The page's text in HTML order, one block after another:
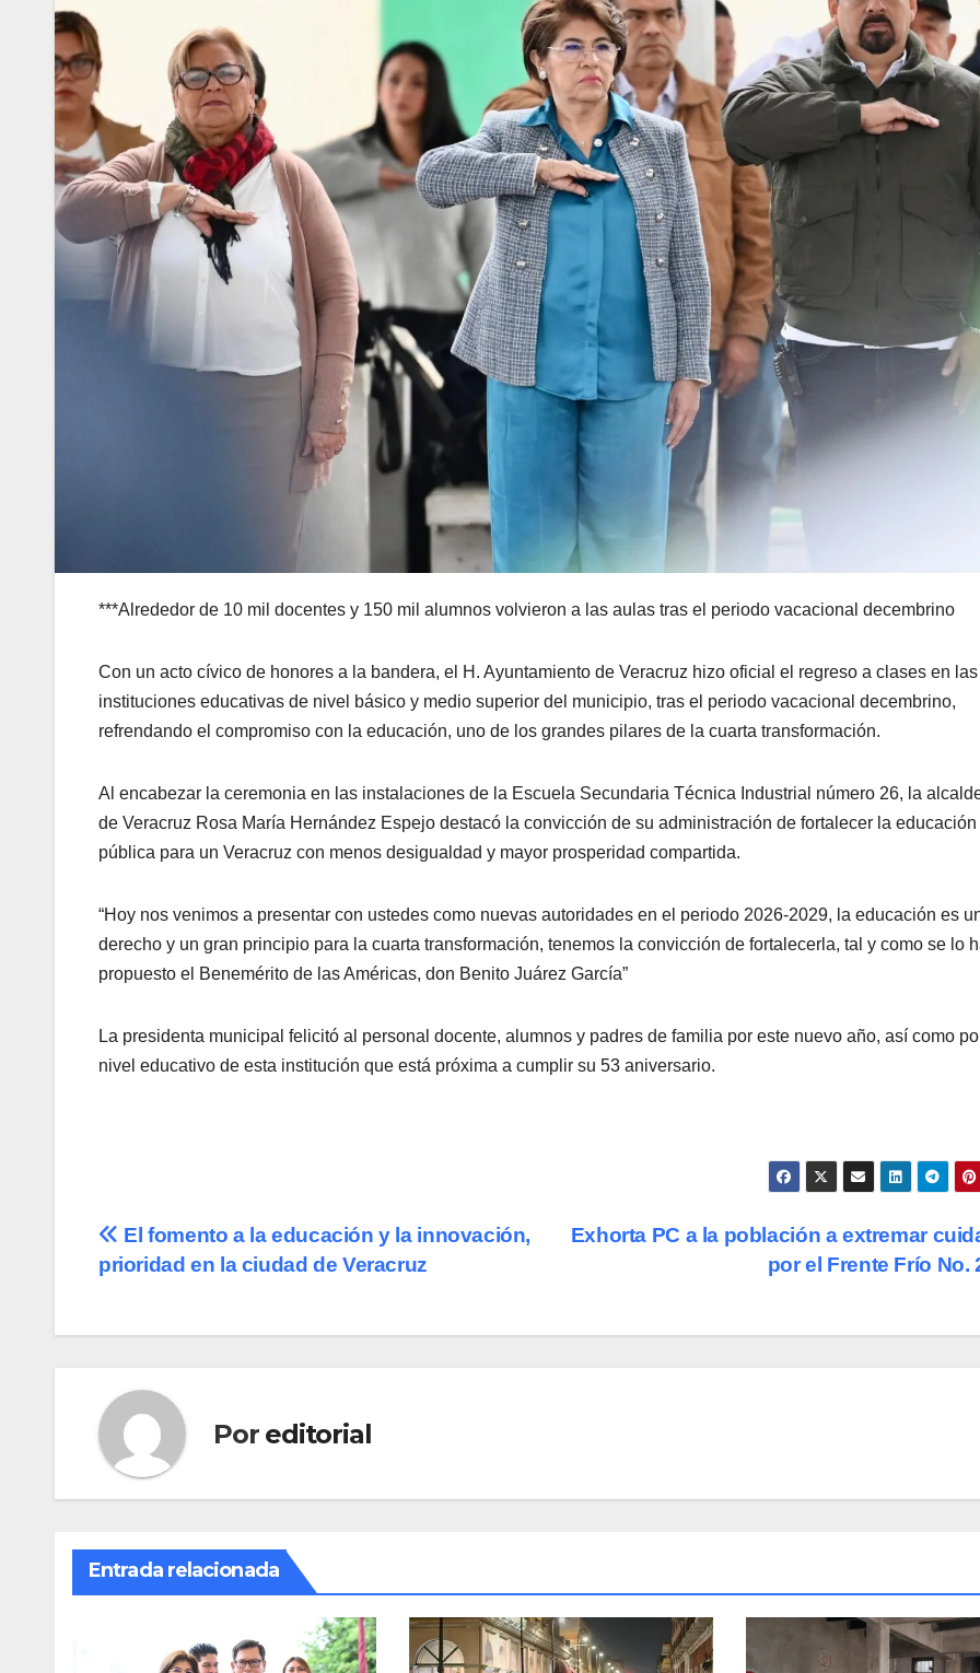
***Alrededor de 10 mil docentes y 150 mil alumnos volvieron a las aulas tras el periodo vacacional decembrino
Con un acto cívico de honores a la bandera, el H. Ayuntamiento de Veracruz hizo oficial el regreso a clases en
instituciones educativas de nivel básico y medio superior del municipio, tras el periodo vacacional decembrino,
refrendando el compromiso con la educación, uno de los grandes pilares de la cuarta transformación.
Al encabezar la ceremonia en las instalaciones de la Escuela Secundaria Técnica Industrial número 26, la
de Veracruz Rosa María Hernández Espejo destacó la convicción de su administración de fortalecer la educación
pública para un Veracruz con menos desigualdad y mayor prosperidad compartida.
“Hoy nos venimos a presentar con ustedes como nuevas autoridades en el periodo 2026-2029, la educación es
derecho y un gran principio para la cuarta transformación, tenemos la convicción de fortalecerla, tal y como se lo
propuesto el Benemérito de las Américas, don Benito Juárez García”
La presidenta municipal felicitó al personal docente, alumnos y padres de familia por este nuevo año, así como
nivel educativo de esta institución que está próxima a cumplir su 53 aniversario.
Navegación
de
entradas
Exhorta PC a la población a extremar
por el Frente Frío No.
El fomento a la educación y la innovación,
prioridad en la ciudad de Veracruz
Por editorial
Entrada relacionada